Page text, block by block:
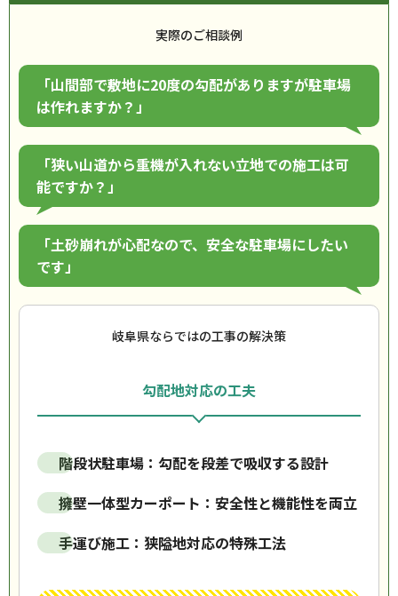
実際のご相談例
「山間部で敷地に20度の勾配がありますが駐車場
は作れますか？」
「狭い山道から重機が入れない立地での施工は可
能ですか？」
「土砂崩れが心配なので、安全な駐車場にしたい
です」
岐阜県ならではの工事の解決策
勾配地対応の工夫
階段状駐車場：勾配を段差で吸収する設計
擁壁一体型カーポート：安全性と機能性を両立
手運び施工：狭隘地対応の特殊工法